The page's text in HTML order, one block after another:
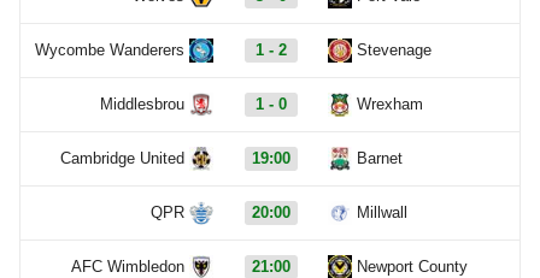
Wycombe Wanderers 1 - 2 Stevenage
Middlesbrou 1 - 0 Wrexham
Cambridge United 19:00 Barnet
QPR 20:00 Millwall
AFC Wimbledon 21:00 Newport County